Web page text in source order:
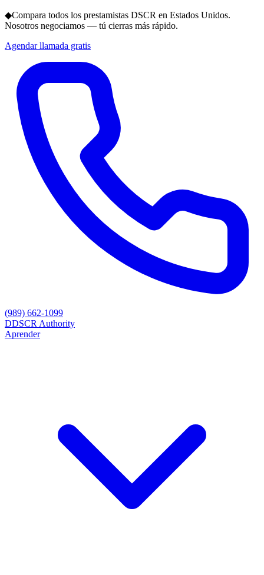
◆Compara todos los prestamistas DSCR en Estados Unidos.
Nosotros negociamos — tú cierras más rápido.
Agendar llamada gratis
(989) 662-1099
DDSCR Authority
Aprender